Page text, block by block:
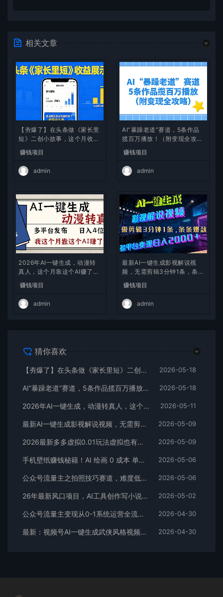
相关文章
【夯爆了】在头条做《家长里
短》二创小故事，这个月收益
2w+
赚钱项目
admin
AI“暴躁老道”赛道，5条作品
揽百万播放！（附变现全攻
略）
赚钱项目
admin
2026年AI一键生成，动漫转
真人，这个月靠这个AI赚了2
赚钱项目
admin
最新AI一键生成影视解说视
频，无需剪辑3分钟1条，条条
+
赚钱项目
admin
猜你喜欢
【夯爆了】在头条做《家长里短》二创小故事，这个月收益2w+ 2026-05-18
AI“暴躁老道”赛道，5条作品揽百万播放！（附变现全攻略） 2026-05-18
2026年AI一键生成，动漫转真人，这个月靠这个AI赚了2W+ 2026-05-11
最新AI一键生成影视解说视频，无需剪辑3分钟1条，条条爆款，多平台变现日入2000+ 2026-05-09
2026最新多多虚拟0.01玩法虚拟也有新门路轻松日入2500! 2026-05-09
手机壁纸赚钱秘籍！AI 绘画 0 成本 单店狂销 3.8 万单 2026-05-06
公众号流量主之拍照技巧赛道，难度低+流量大，起号第一篇就爆了10w阅读！ 2026-05-06
26年最新风口项目，AI工具创作写小说，轻松实现日入1000+ 2026-05-02
公众号流量主变现从0-1系统运营全流程讲解！ 2026-04-30
最新：视频号AI一键生成武侠风格视频，狂撸视频号分成收益，学完轻松日入1000+ 2026-04-30